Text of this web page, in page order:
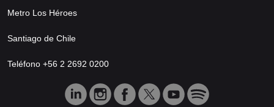
Metro Los Héroes
Santiago de Chile
Teléfono +56 2 2692 0200